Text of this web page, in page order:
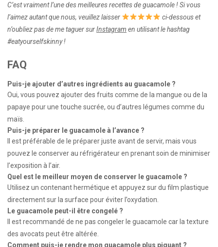
C’est vraiment l’une des meilleures recettes de guacamole ! Si vous
l’aimez autant que nous, veuillez laisser
ci-dessous et
n’oubliez pas de me taguer surInstagram en utilisant le hashtag
#eatyourselfskinny !
FAQ
Puis-je ajouter d’autres ingrédients au guacamole ?
Oui, vous pouvez ajouter des fruits comme de la mangue ou de la
papaye pour une touche sucrée, ou d’autres légumes comme du
maïs.
Puis-je préparer le guacamole à l’avance ?
Il est préférable de le préparer juste avant de servir, mais vous
pouvez le conserver au réfrigérateur en prenant soin de minimiser
l’exposition à l’air.
Quel est le meilleur moyen de conserver le guacamole ?
Utilisez un contenant hermétique et appuyez sur du film plastique
directement sur la surface pour éviter l’oxydation.
Le guacamole peut-il être congelé ?
Il est recommandé de ne pas congeler le guacamole car la texture
des avocats peut être altérée.
Comment puis-je rendre mon guacamole plus piquant ?